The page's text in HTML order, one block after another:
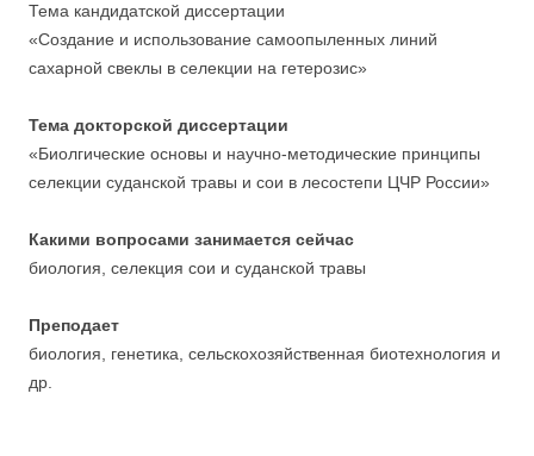
Тема кандидатской диссертации
«Создание и использование самоопыленных линий
сахарной свеклы в селекции на гетерозис»
Тема докторской диссертации
«Биолгические основы и научно-методические принципы
селекции суданской травы и сои в лесостепи ЦЧР России»
Какими вопросами занимается сейчас
биология, селекция сои и суданской травы
Преподает
биология, генетика, сельскохозяйственная биотехнология и
др.